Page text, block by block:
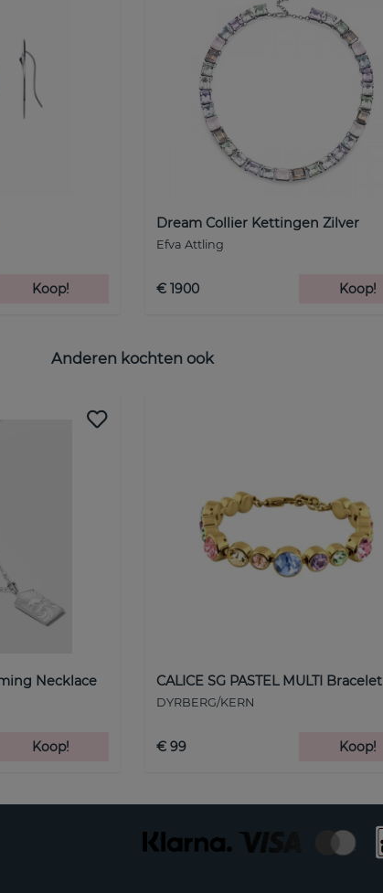
Koop!
Dream Collier Kettingen Zilver
Efva Attling
€ 1900 Koop!
Anderen kochten ook
Necklace
Koop!
CALICE SG PASTEL MULTI Bracelet
DYRBERG/KERN
€ 99 Koop!